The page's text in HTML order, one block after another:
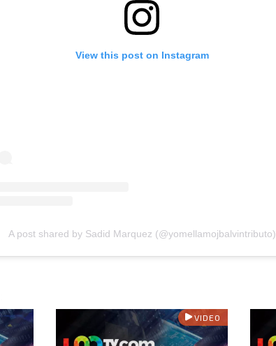
View this post on Instagram
A post shared by Sadid Marquez (@yomellamojbalvintributo)
VIDEO